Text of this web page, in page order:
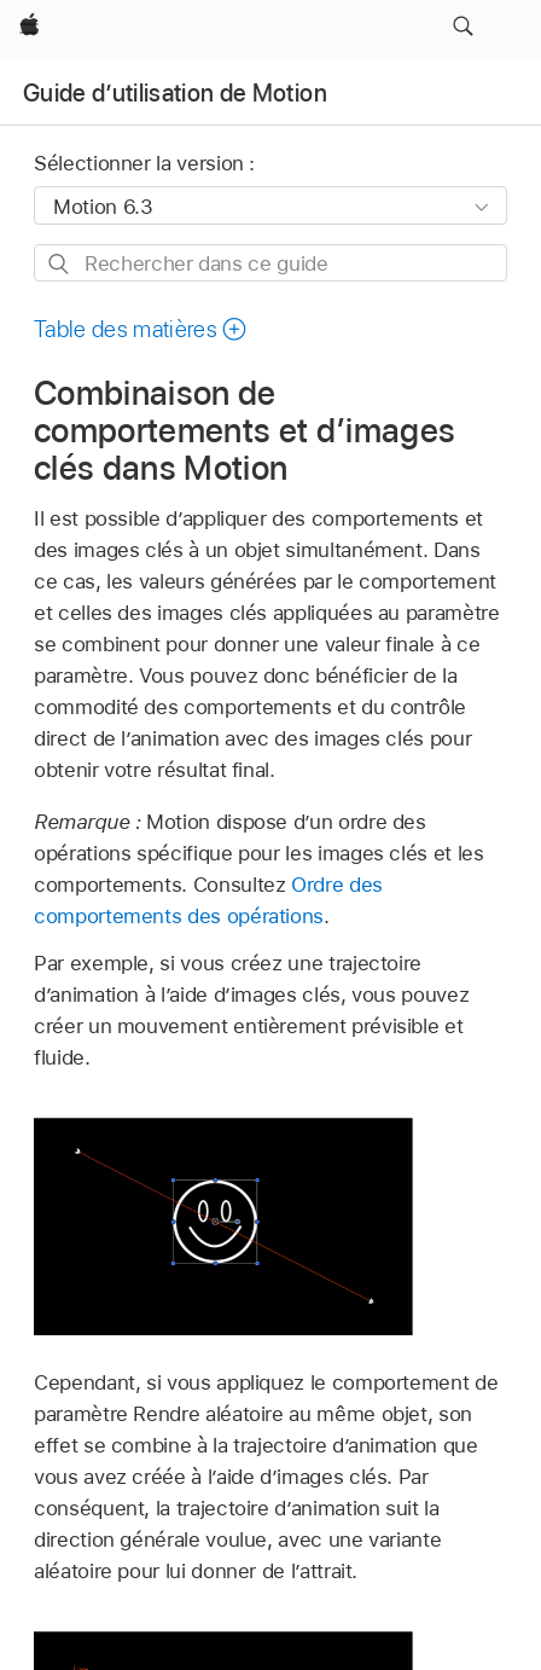
Apple
Guide d’utilisation de Motion
Sélectionner la version :
Rechercher
ce
Table des matières
Combinaison de
comportements et d’images
clés dans Motion
Il est possible d’appliquer des comportements et
des images clés à un objet simultanément. Dans
ce cas, les valeurs générées par le comportement
et celles des images clés appliquées au paramètre
se combinent pour donner une valeur finale à ce
paramètre. Vous pouvez donc bénéficier de la
commodité des comportements et du contrôle
direct de l’animation avec des images clés pour
obtenir votre résultat final.
Remarque : Motion dispose d’un ordre des
opérations spécifique pour les images clés et les
comportements. Consultez Ordre des
comportements des opérations.
Par exemple, si vous créez une trajectoire
d’animation à l’aide d’images clés, vous pouvez
créer un mouvement entièrement prévisible et
fluide.
Cependant, si vous appliquez le comportement de
paramètre Rendre aléatoire au même objet, son
effet se combine à la trajectoire d’animation que
vous avez créée à l’aide d’images clés. Par
conséquent, la trajectoire d’animation suit la
direction générale voulue, avec une variante
aléatoire pour lui donner de l’attrait.